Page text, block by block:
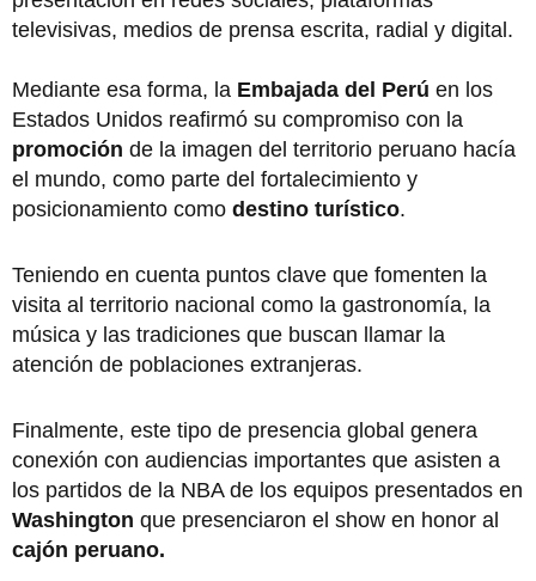
televisivas, medios de prensa escrita, radial y digital.
Mediante esa forma, la Embajada del Perú en los
Estados Unidos reafirmó su compromiso con la
promoción de la imagen del territorio peruano hacía
el mundo, como parte del fortalecimiento y
posicionamiento como destino turístico.
Teniendo en cuenta puntos clave que fomenten la
visita al territorio nacional como la gastronomía, la
música y las tradiciones que buscan llamar la
atención de poblaciones extranjeras.
Finalmente, este tipo de presencia global genera
conexión con audiencias importantes que asisten a
los partidos de la NBA de los equipos presentados en
Washington que presenciaron el show en honor al
cajón peruano.